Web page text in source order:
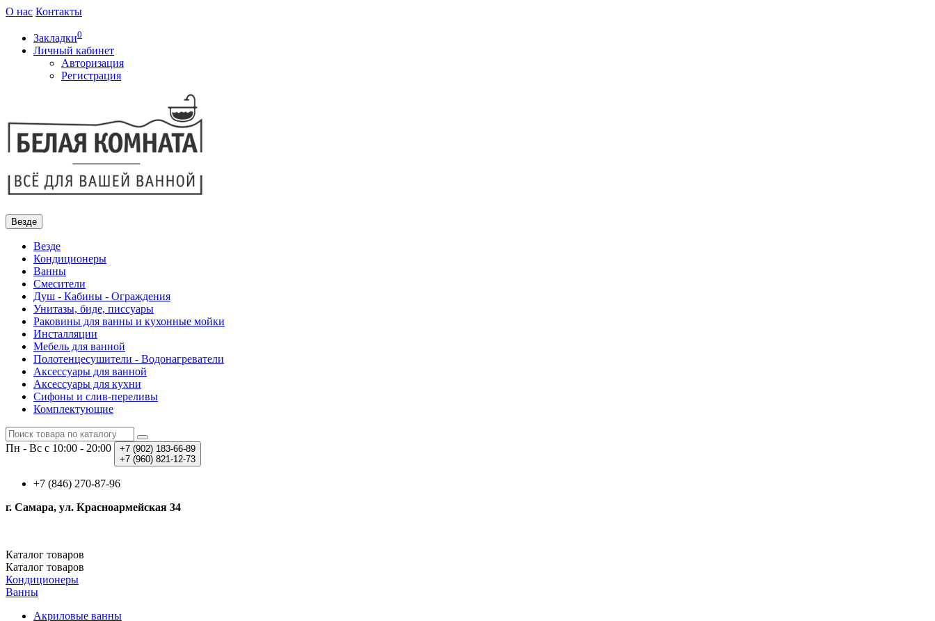
О нас Контакты
Закладки0
Личный кабинет
Авторизация
Регистрация
Везде
Везде
Кондиционеры
Ванны
Смесители
Душ - Кабины - Ограждения
Унитазы, биде, писсуары
Раковины для ванны и кухонные мойки
Инсталляции
Мебель для ванной
Полотенцесушители - Водонагреватели
Аксессуары для ванной
Аксессуары для кухни
Сифоны и слив-переливы
Комплектующие
Пн - Вс с 10:00 - 20:00 +7 (902) 183-66-89
+7 (960) 821-12-73
+7 (846) 270-87-96
г. Самара, ул. Красноармейская 34
Каталог товаров
Каталог товаров
Кондиционеры
Ванны
Акриловые ванны